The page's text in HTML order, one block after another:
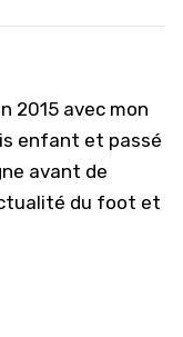
2015 avec mon
enfant et passé
avant de
du foot et